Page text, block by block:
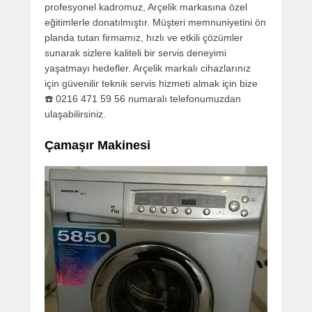
profesyonel kadromuz, Arçelik markasına özel
eğitimlerle donatılmıştır. Müşteri memnuniyetini ön
planda tutan firmamız, hızlı ve etkili çözümler
sunarak sizlere kaliteli bir servis deneyimi
yaşatmayı hedefler. Arçelik markalı cihazlarınız
için güvenilir teknik servis hizmeti almak için bize
☎️ 0216 471 59 56 numaralı telefonumuzdan
ulaşabilirsiniz.
Çamaşır Makinesi